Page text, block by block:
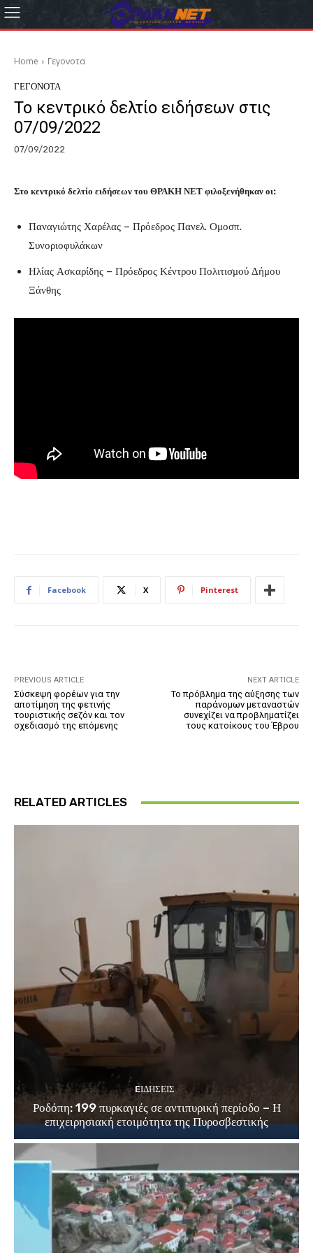
Home Γεγονοτα
ΓΕΓΟΝΟΤΑ
Το κεντρικό δελτίο ειδήσεων στις
07/09/2022
07/09/2022
Στο κεντρικό δελτίο ειδήσεων του ΘΡΑΚΗ ΝΕΤ φιλοξενήθηκαν οι:
Παναγιώτης Χαρέλας – Πρόεδρος Πανελ. Ομοσπ.
Συνοριοφυλάκων
Ηλίας Ασκαρίδης – Πρόεδρος Κέντρου Πολιτισμού Δήμου
Ξάνθης
Facebook X Pinterest
PREVIOUS ARTICLE
Σύσκεψη φορέων για την
αποτίμηση της φετινής
τουριστικής σεζόν και τον
σχεδιασμό της επόμενης
NEXT ARTICLE
Το πρόβλημα της αύξησης των
παράνομων μεταναστών
συνεχίζει να προβληματίζει
τους κατοίκους του Έβρου
RELATED ARTICLES
EΙΔΗΣΕΙΣ
Ροδόπη: 199 πυρκαγιές σε αντιπυρική περίοδο – Η
επιχειρησιακή ετοιμότητα της Πυροσβεστικής